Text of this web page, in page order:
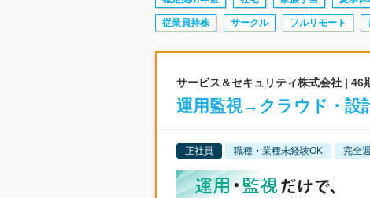
従業員持株 サークル フルリモート
サービス＆セキュリティ株式会社 | 46
運用監視→クラウド・設
正社員 職種・業種未経験OK 完全